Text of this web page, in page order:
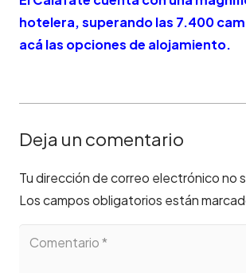
hotelera, superando las 7.400
acá las opciones de alojamiento.
Deja un comentario
Tu dirección de correo electrónico no
Los campos obligatorios están